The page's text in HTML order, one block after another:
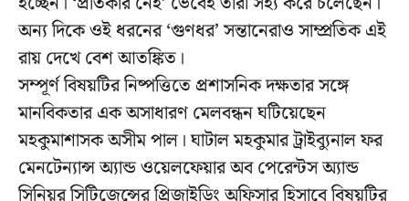
অন্য দিকে ওই ধরনের ‘গুণধর’ সন্তানেরাও সাম্প্রতিক এই
রায় দেখে বেশ আতঙ্কিত।
সম্পূর্ণ বিষয়টির নিষ্পত্তিতে প্রশাসনিক দক্ষতার সঙ্গে
মানবিকতার এক অসাধারণ মেলবন্ধন ঘটিয়েছেন
মহকুমাশাসক অসীম পাল। ঘাটাল মহকুমার ট্রাইব্যুনাল ফর
মেনটেন্যান্স অ্যান্ড ওয়েলফেয়ার অব পেরেন্টস অ্যান্ড